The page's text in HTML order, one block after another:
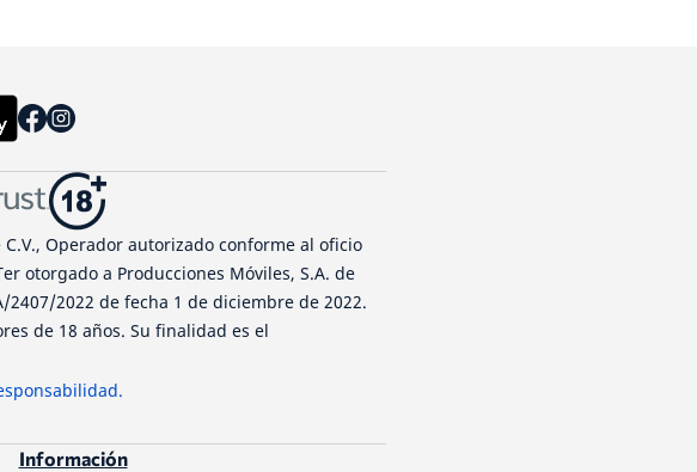
Operador autorizado conforme al oficio
otorgado a Producciones Móviles, S.A. de
2407/2022 de fecha 1 de diciembre de 2022.
de 18 años. Su finalidad es el
Información